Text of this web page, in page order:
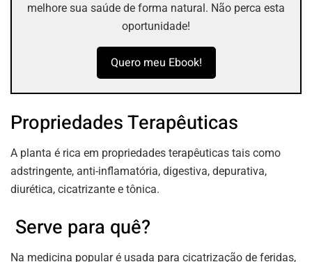
melhore sua saúde de forma natural. Não perca esta
oportunidade!
Quero meu Ebook!
Propriedades Terapêuticas
A planta é rica em propriedades terapêuticas tais como
adstringente, anti-inflamatória, digestiva, depurativa,
diurética, cicatrizante e tônica.
Serve para quê?
Na medicina popular é usada para cicatrização de feridas,